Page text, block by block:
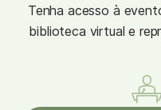
Tenha acesso à
biblioteca virtual e